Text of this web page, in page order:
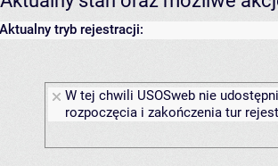
Aktualny tryb rejestracji:
W tej chwili USOSweb nie
rozpoczęcia i zakończenia tur